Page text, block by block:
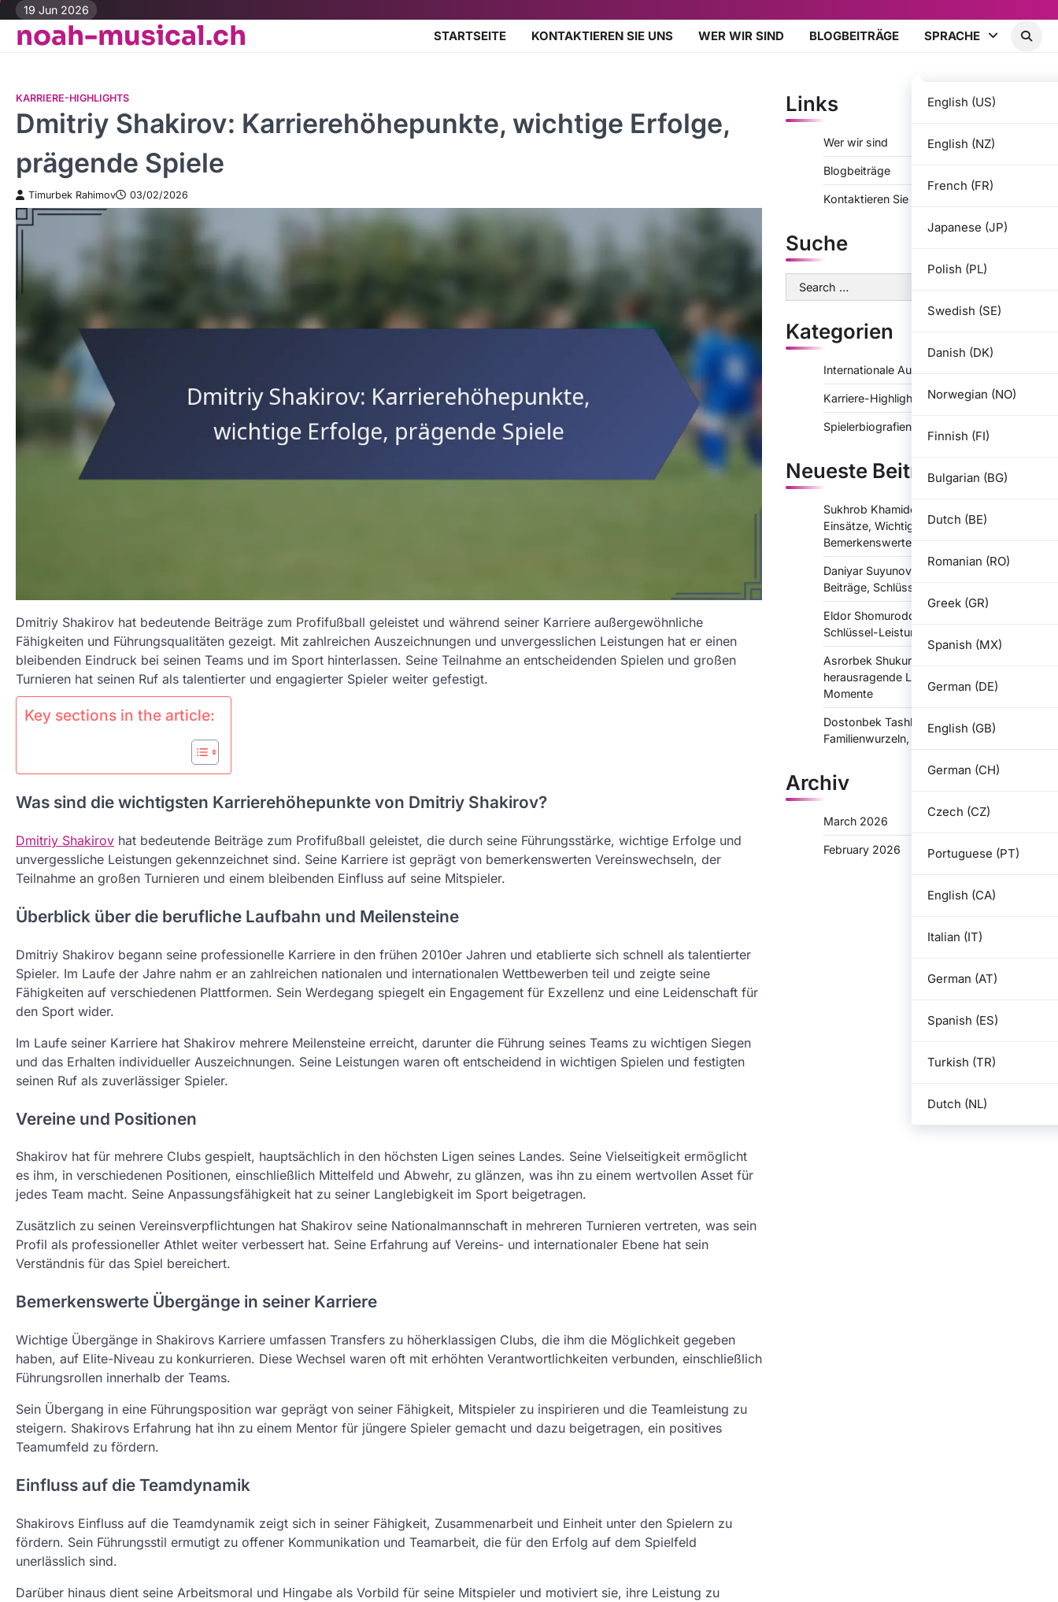
Skip
content
19 Jun 2026
noah-musical.ch STARTSEITE KONTAKTIEREN SIE UNS WER WIR SIND BLOGBEITRÄGE SPRACHE
English (US)
English (NZ)
French (FR)
Japanese (JP)
Polish (PL)
Swedish (SE)
Danish (DK)
Norwegian (NO)
Finnish (FI)
Bulgarian (BG)
Dutch (BE)
Romanian (RO)
Greek (GR)
Spanish (MX)
German (DE)
English (GB)
German (CH)
Czech (CZ)
Portuguese (PT)
English (CA)
Italian (IT)
German (AT)
Spanish (ES)
Turkish (TR)
Dutch (NL)
KARRIERE-HIGHLIGHTS
Dmitriy Shakirov: Karrierehöhepunkte, wichtige Erfolge,
prägende Spiele
Timurbek Rahimov 03/02/2026
Dmitriy Shakirov hat bedeutende Beiträge zum Profifußball geleistet und während seiner Karriere außergewöhnliche
Fähigkeiten und Führungsqualitäten gezeigt. Mit zahlreichen Auszeichnungen und unvergesslichen Leistungen hat er einen
bleibenden Eindruck bei seinen Teams und im Sport hinterlassen. Seine Teilnahme an entscheidenden Spielen und großen
Turnieren hat seinen Ruf als talentierter und engagierter Spieler weiter gefestigt.
Key sections in the article:
Was sind die wichtigsten Karrierehöhepunkte von Dmitriy Shakirov?
Dmitriy Shakirov hat bedeutende Beiträge zum Profifußball geleistet, die durch seine Führungsstärke, wichtige Erfolge und
unvergessliche Leistungen gekennzeichnet sind. Seine Karriere ist geprägt von bemerkenswerten Vereinswechseln, der
Teilnahme an großen Turnieren und einem bleibenden Einfluss auf seine Mitspieler.
Überblick über die berufliche Laufbahn und Meilensteine
Dmitriy Shakirov begann seine professionelle Karriere in den frühen 2010er Jahren und etablierte sich schnell als talentierter
Spieler. Im Laufe der Jahre nahm er an zahlreichen nationalen und internationalen Wettbewerben teil und zeigte seine
Fähigkeiten auf verschiedenen Plattformen. Sein Werdegang spiegelt ein Engagement für Exzellenz und eine Leidenschaft für
den Sport wider.
Im Laufe seiner Karriere hat Shakirov mehrere Meilensteine erreicht, darunter die Führung seines Teams zu wichtigen Siegen
und das Erhalten individueller Auszeichnungen. Seine Leistungen waren oft entscheidend in wichtigen Spielen und festigten
seinen Ruf als zuverlässiger Spieler.
Vereine und Positionen
Shakirov hat für mehrere Clubs gespielt, hauptsächlich in den höchsten Ligen seines Landes. Seine Vielseitigkeit ermöglicht
es ihm, in verschiedenen Positionen, einschließlich Mittelfeld und Abwehr, zu glänzen, was ihn zu einem wertvollen Asset für
jedes Team macht. Seine Anpassungsfähigkeit hat zu seiner Langlebigkeit im Sport beigetragen.
Zusätzlich zu seinen Vereinsverpflichtungen hat Shakirov seine Nationalmannschaft in mehreren Turnieren vertreten, was sein
Profil als professioneller Athlet weiter verbessert hat. Seine Erfahrung auf Vereins- und internationaler Ebene hat sein
Verständnis für das Spiel bereichert.
Bemerkenswerte Übergänge in seiner Karriere
Wichtige Übergänge in Shakirovs Karriere umfassen Transfers zu höherklassigen Clubs, die ihm die Möglichkeit gegeben
haben, auf Elite-Niveau zu konkurrieren. Diese Wechsel waren oft mit erhöhten Verantwortlichkeiten verbunden, einschließlich
Führungsrollen innerhalb der Teams.
Sein Übergang in eine Führungsposition war geprägt von seiner Fähigkeit, Mitspieler zu inspirieren und die Teamleistung zu
steigern. Shakirovs Erfahrung hat ihn zu einem Mentor für jüngere Spieler gemacht und dazu beigetragen, ein positives
Teamumfeld zu fördern.
Einfluss auf die Teamdynamik
Shakirovs Einfluss auf die Teamdynamik zeigt sich in seiner Fähigkeit, Zusammenarbeit und Einheit unter den Spielern zu
fördern. Sein Führungsstil ermutigt zu offener Kommunikation und Teamarbeit, die für den Erfolg auf dem Spielfeld
unerlässlich sind.
Darüber hinaus dient seine Arbeitsmoral und Hingabe als Vorbild für seine Mitspieler und motiviert sie, ihre Leistung zu
Links
Wer wir sind
Blogbeiträge
Kontaktieren Sie uns
Suche
Search
for:
Kategorien
Internationale Auftritte
Karriere-Highlights
Spielerbiografien
Neueste Beiträge
Sukhrob Khamidov: Internationale
Einsätze, Wichtige Beiträge,
Bemerkenswerte Spiele
Daniyar Suyunov: Internationale Einsätze,
Beiträge, Schlüsselaufführungen
Eldor Shomurodov: Karriere-Highlights,
Schlüssel-Leistungen, grosse Erfolge
Asrorbek Shukurov: Karriere-Highlights,
herausragende Leistungen, denkwürdige
Momente
Dostonbek Tashkentov: Biografie,
Familienwurzeln, Frühe Bestrebungen
Archiv
March 2026
February 2026